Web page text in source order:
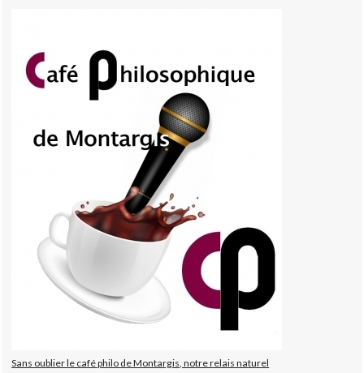
Sans oublier le café philo de Montargis, notre relais naturel